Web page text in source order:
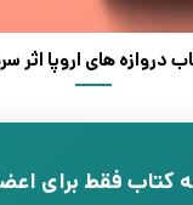
دروازه های اروپا اثر
کتاب فقط برای